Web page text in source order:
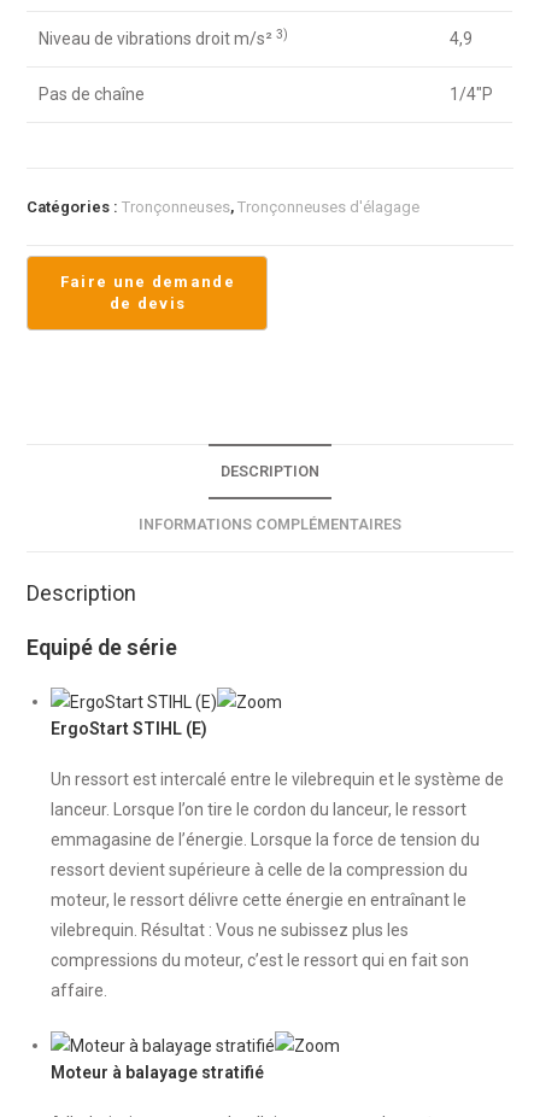
Niveau de vibrations droit m/s²3) 4,9
Pas de chaîne 1/4″P
Catégories :Tronçonneuses,Tronçonneuses d'élagage
DESCRIPTION
INFORMATIONS COMPLÉMENTAIRES
Description
Equipé de série
ErgoStart STIHL (E)
Un ressort est intercalé entre le vilebrequin et le système de
lanceur. Lorsque l’on tire le cordon du lanceur, le ressort
emmagasine de l’énergie. Lorsque la force de tension du
ressort devient supérieure à celle de la compression du
moteur, le ressort délivre cette énergie en entraînant le
vilebrequin. Résultat : Vous ne subissez plus les
compressions du moteur, c’est le ressort qui en fait son
affaire.
Moteur à balayage stratifié